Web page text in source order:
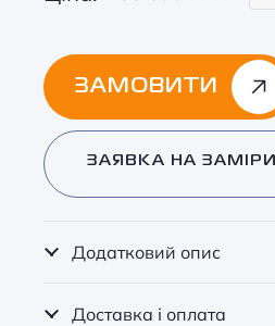
ЗАМОВИТИ
Alternative:
ЗАЯВКА НА ЗАМІРИ
Додатковий опис
Доставка і оплата